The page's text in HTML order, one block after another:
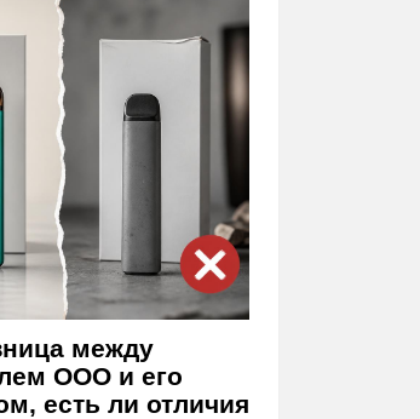
между
ООО и его
есть ли отличия